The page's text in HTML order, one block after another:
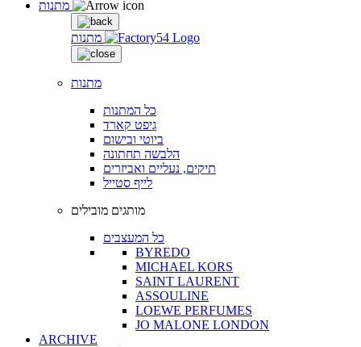
מתנות
מתנות
כל המתנות
גיפט קארד
ביוטי ובישום
הלבשה תחתונה
תיקים, נעליים ואביזרים
לייף סטייל
מותגים מובילים
כל המעצבים
BYREDO
MICHAEL KORS
SAINT LAURENT
ASSOULINE
LOEWE PERFUMES
JO MALONE LONDON
ARCHIVE